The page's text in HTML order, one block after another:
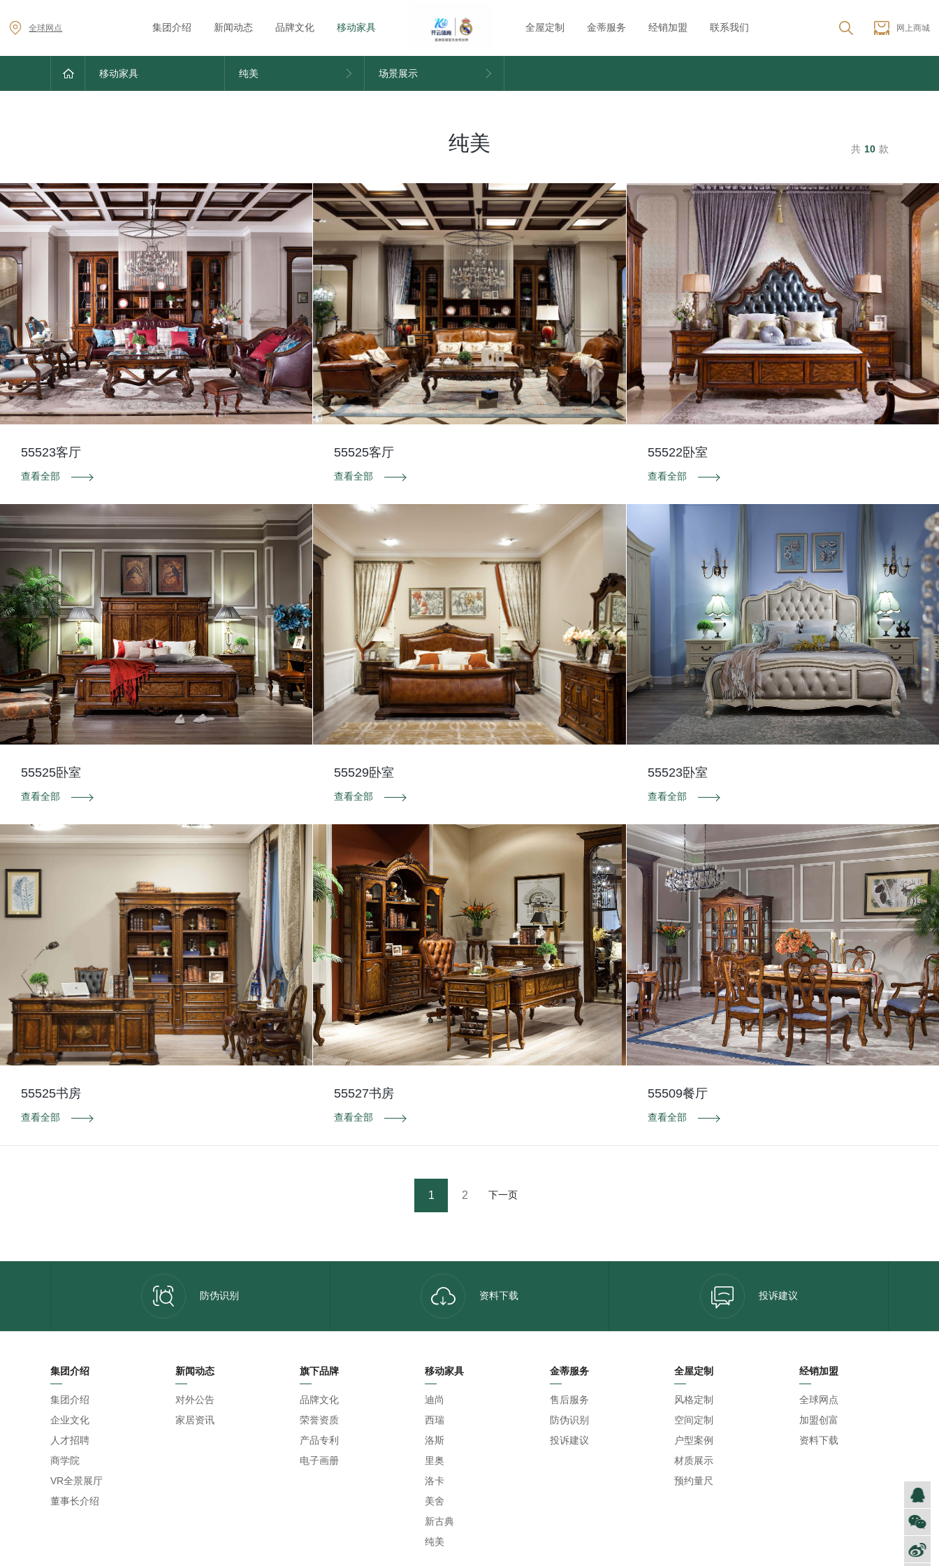
全球网点 集团介绍 新闻动态 品牌文化 移动家具 全屋定制 金蒂服务 经销加盟 联系我们 网上商城
移动家具 纯美 场景展示
纯美 共 10 款
55523客厅
查看全部
55525客厅
查看全部
55522卧室
查看全部
55525卧室
查看全部
55529卧室
查看全部
55523卧室
查看全部
55525书房
查看全部
55527书房
查看全部
55509餐厅
查看全部
1 2 下一页
防伪识别 资料下载 投诉建议
集团介绍
集团介绍
企业文化
人才招聘
商学院
VR全景展厅
董事长介绍
新闻动态
对外公告
家居资讯
旗下品牌
品牌文化
荣誉资质
产品专利
电子画册
移动家具
迪尚
西瑞
洛斯
里奥
洛卡
美舍
新古典
纯美
金蒂服务
售后服务
防伪识别
投诉建议
全屋定制
风格定制
空间定制
户型案例
材质展示
预约量尺
经销加盟
全球网点
加盟创富
资料下载